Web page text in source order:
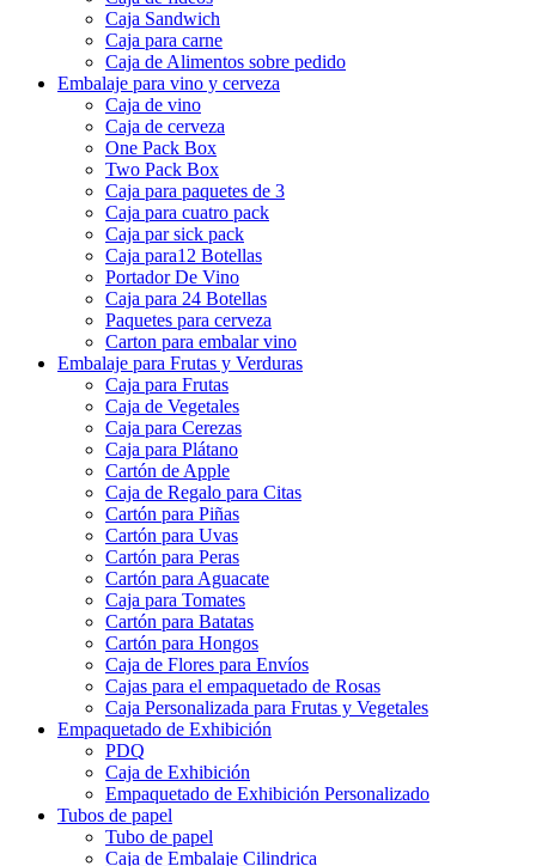
Caja Sandwich
Caja para carne
Caja de Alimentos sobre pedido
Embalaje para vino y cerveza
Caja de vino
Caja de cerveza
One Pack Box
Two Pack Box
Caja para paquetes de 3
Caja para cuatro pack
Caja par sick pack
Caja para12 Botellas
Portador De Vino
Caja para 24 Botellas
Paquetes para cerveza
Carton para embalar vino
Embalaje para Frutas y Verduras
Caja para Frutas
Caja de Vegetales
Caja para Cerezas
Caja para Plátano
Cartón de Apple
Caja de Regalo para Citas
Cartón para Piñas
Cartón para Uvas
Cartón para Peras
Cartón para Aguacate
Caja para Tomates
Cartón para Batatas
Cartón para Hongos
Caja de Flores para Envíos
Cajas para el empaquetado de Rosas
Caja Personalizada para Frutas y Vegetales
Empaquetado de Exhibición
PDQ
Caja de Exhibición
Empaquetado de Exhibición Personalizado
Tubos de papel
Tubo de papel
Caja de Embalaje Cilindrica